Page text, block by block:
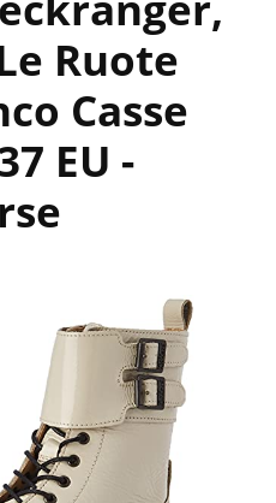
Ruote
Casse
EU -